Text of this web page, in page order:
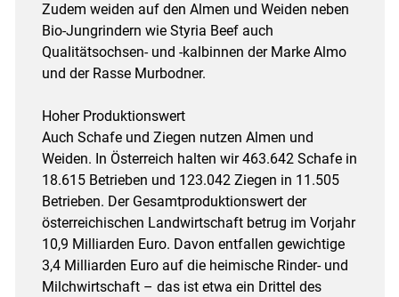
Zudem weiden auf den Almen und Weiden neben
Bio-Jungrindern wie Styria Beef auch
Qualitätsochsen- und -kalbinnen der Marke Almo
und der Rasse Murbodner.
Hoher Produktionswert
Auch Schafe und Ziegen nutzen Almen und
Weiden. In Österreich halten wir 463.642 Schafe in
18.615 Betrieben und 123.042 Ziegen in 11.505
Betrieben. Der Gesamtproduktionswert der
österreichischen Landwirtschaft betrug im Vorjahr
10,9 Milliarden Euro. Davon entfallen gewichtige
3,4 Milliarden Euro auf die heimische Rinder- und
Milchwirtschaft – das ist etwa ein Drittel des